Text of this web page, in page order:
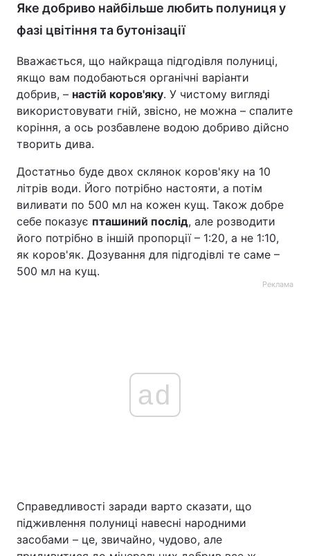
Яке добриво найбільше любить полуниця у
фазі цвітіння та бутонізації
Вважається, що найкраща підгодівля полуниці,
якщо вам подобаються органічні варіанти
добрив, – настій коров'яку. У чистому вигляді
використовувати гній, звісно, не можна – спалите
коріння, а ось розбавлене водою добриво дійсно
творить дива.
Достатньо буде двох склянок коров'яку на 10
літрів води. Його потрібно настояти, а потім
виливати по 500 мл на кожен кущ. Також добре
себе показує пташиний послід, але розводити
його потрібно в іншій пропорції – 1:20, а не 1:10,
як коров'як. Дозування для підгодівлі те саме –
500 мл на кущ.
Реклама
ad
Справедливості заради варто сказати, що
підживлення полуниці навесні народними
засобами – це, звичайно, чудово, але